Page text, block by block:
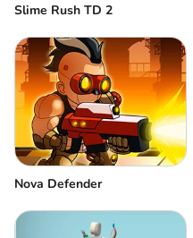
Slime Rush TD 2
Nova Defender